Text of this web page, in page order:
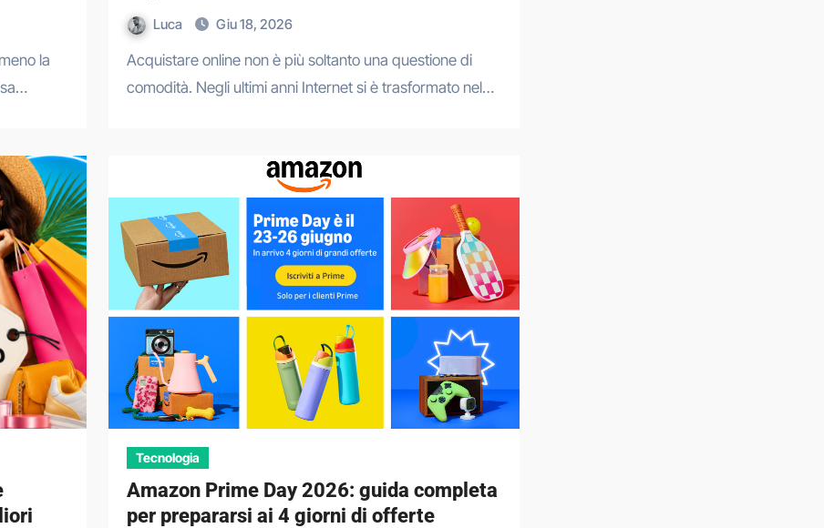
Luca Giu 18, 2026
Acquistare online non è più soltanto una questione di
comodità. Negli ultimi anni Internet si è trasformato nel…
Tecnologia
Amazon Prime Day 2026: guida completa
per prepararsi ai 4 giorni di offerte